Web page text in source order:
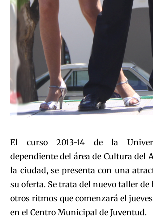
El curso 2013-14 de la
dependiente del área de Cultura del
la ciudad, se presenta con una
su oferta. Se trata del nuevo taller de
otros ritmos que comenzará el
en el Centro Municipal de Juventud.